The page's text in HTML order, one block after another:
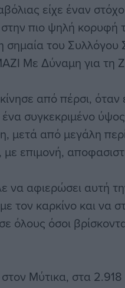
είχε έναν
πιο ψηλή κορυφή
σημαία του Συλλόγου
Με Δύναμη για τη
από πέρσι,
ένα συγκεκριμένο
μετά από μεγάλη
επιμονή,
να αφιερώσει αυτή
τον καρκίνο και να
όλους όσοι
Μύτικα, στα